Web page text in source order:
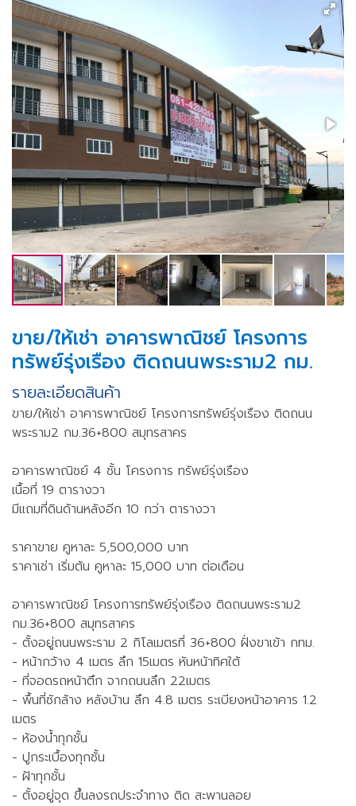
ขาย/ให้เช่า อาคารพาณิชย์ โครงการ
ทรัพย์รุ่งเรือง ติดถนนพระราม2 กม.
รายละเอียดสินค้า
ขาย/ให้เช่า อาคารพาณิชย์ โครงการทรัพย์รุ่งเรือง ติดถนน
พระราม2 กม.36+800 สมุทรสาคร
อาคารพาณิชย์ 4 ชั้น โครงการ ทรัพย์รุ่งเรือง
เนื้อที่ 19 ตารางวา
มีแถมที่ดินด้านหลังอีก 10 กว่า ตารางวา
ราคาขาย คูหาละ 5,500,000 บาท
ราคาเช่า เริ่มต้น คูหาละ 15,000 บาท ต่อเดือน
อาคารพาณิชย์ โครงการทรัพย์รุ่งเรือง ติดถนนพระราม2
กม.36+800 สมุทรสาคร
- ตั้งอยู่ถนนพระราม 2 กิโลเมตรที่ 36+800 ฝั่งขาเข้า กทม.
- หน้ากว้าง 4 เมตร ลึก 15เมตร หันหน้าทิศใต้
- ที่จอดรถหน้าตึก จากถนนลึก 22เมตร
- พื้นที่ซักล้าง หลังบ้าน ลึก 4.8 เมตร ระเบียงหน้าอาคาร 1.2
เมตร
- ห้องน้ำทุกชั้น
- ปูกระเบื้องทุกชั้น
- ฝ้าทุกชั้น
- ตั้งอยู่จุด ขึ้นลงรถประจำทาง ติด สะพานลอย